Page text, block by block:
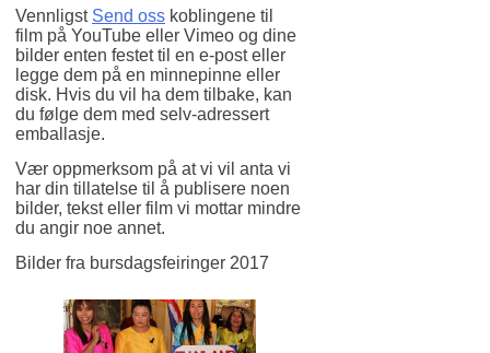
Vennligst Send oss koblingene til
film på YouTube eller Vimeo og dine
bilder enten festet til en e-post eller
legge dem på en minnepinne eller
disk. Hvis du vil ha dem tilbake, kan
du følge dem med selv-adressert
emballasje.
Vær oppmerksom på at vi vil anta vi
har din tillatelse til å publisere noen
bilder, tekst eller film vi mottar mindre
du angir noe annet.
Bilder fra bursdagsfeiringer 2017